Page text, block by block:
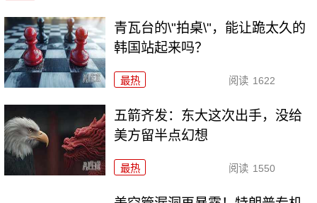
青瓦台的\"拍桌\"，能让跪太久的
韩国站起来吗？
最热 阅读 1622
五箭齐发：东大这次出手，没给
美方留半点幻想
最热 阅读 1550